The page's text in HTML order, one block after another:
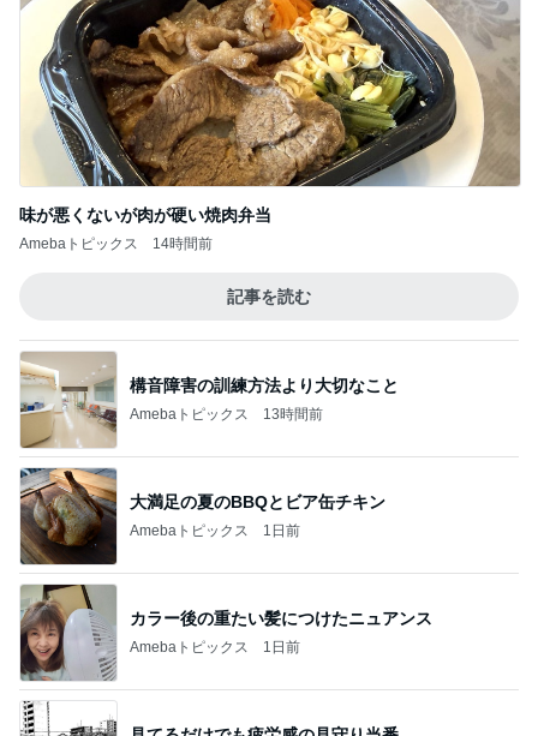
味が悪くないが肉が硬い焼肉弁当
Amebaトピックス 14時間前
記事を読む
構音障害の訓練方法より大切なこと
Amebaトピックス 13時間前
大満足の夏のBBQとビア缶チキン
Amebaトピックス 1日前
カラー後の重たい髪につけたニュアンス
Amebaトピックス 1日前
見てるだけでも疲労感の見守り当番